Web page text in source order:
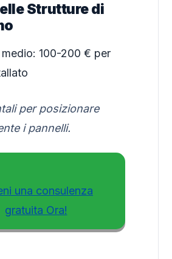
Strutture di
100-200 € per
per posizionare
i pannelli.
una consulenza
gratuita Ora!